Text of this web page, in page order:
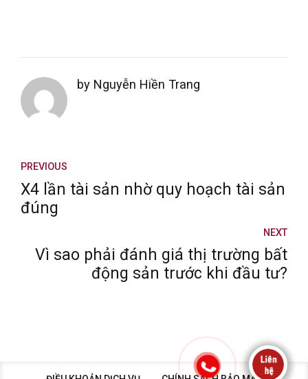
by Nguyễn Hiền Trang
PREVIOUS
X4 lần tài sản nhờ quy hoạch tài sản
đúng
NEXT
Vì sao phải đánh giá thị trường bất
động sản trước khi đầu tư?